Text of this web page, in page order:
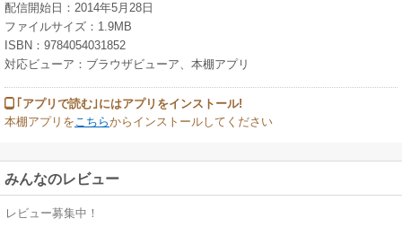
配信開始日：2014年5月28日
ファイルサイズ：1.9MB
ISBN：9784054031852
対応ビューア：ブラウザビューア、本棚アプリ
｢アプリで読む｣にはアプリをインストール!
本棚アプリをこちらからインストールしてください
みんなのレビュー
レビュー募集中！